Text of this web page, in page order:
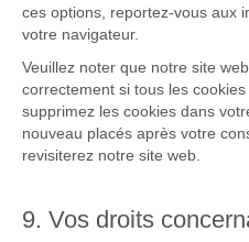
ces options, reportez-vous aux
votre navigateur.
Veuillez noter que notre site
correctement si tous les
supprimez les cookies dans
nouveau placés après votre
revisiterez notre site web.
9. Vos droits